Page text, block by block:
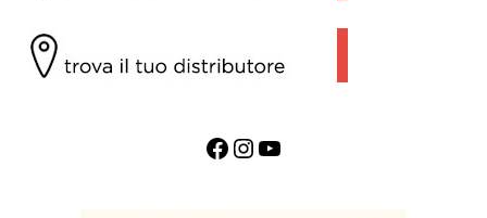
Facebook InstagramYouTube